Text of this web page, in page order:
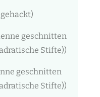
geschnitten
Stifte))
geschnitten
Stifte))